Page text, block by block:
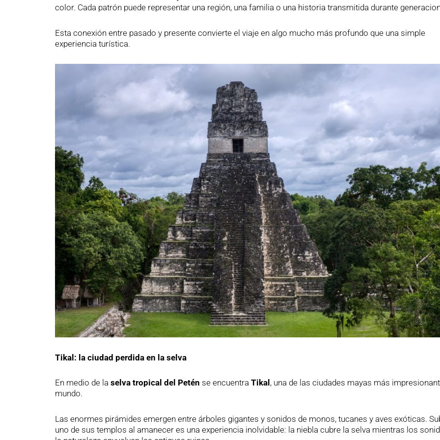
color. Cada patrón puede representar una región, una familia o una historia transmitida durante
Esta conexión entre pasado y presente convierte el viaje en algo mucho más profundo que una simple
experiencia turística.
Tikal: la ciudad perdida en la selva
En medio de la selva tropical del Petén se encuentra Tikal , una de las ciudades mayas más
mundo.
Las enormes pirámides emergen entre árboles gigantes y sonidos de monos, tucanes y aves exóticas.
uno de sus templos al amanecer es una experiencia inolvidable: la niebla cubre la selva mientras los